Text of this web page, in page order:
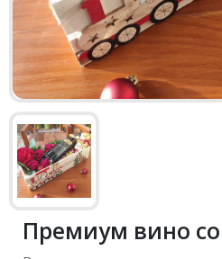
Премиум вино